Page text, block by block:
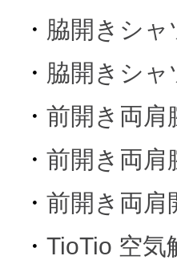
・ 脇開きシャ
・ 脇開きシャ
・ 前開き両肩
・ 前開き両肩
・ 前開き両肩
・ TioTio 空気